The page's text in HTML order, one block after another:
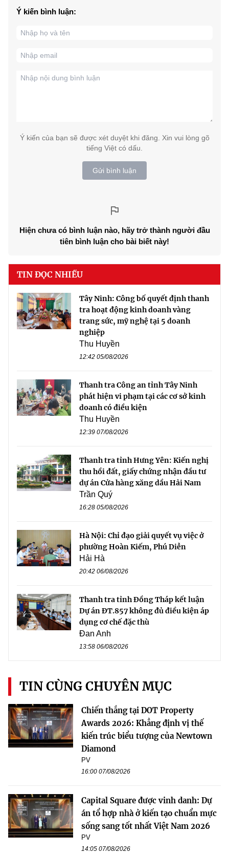
Ý kiến bình luận:
Ý kiến của bạn sẽ được xét duyệt khi đăng. Xin vui lòng gõ
tiếng Việt có dấu.
Gửi bình luận
Hiện chưa có bình luận nào, hãy trở thành người đầu
tiên bình luận cho bài biết này!
TIN ĐỌC NHIỀU
Tây Ninh: Công bố quyết định thanh
tra hoạt động kinh doanh vàng
trang sức, mỹ nghệ tại 5 doanh
nghiệp
Thu Huyền
12:42 05/08/2026
Thanh tra Công an tỉnh Tây Ninh
phát hiện vi phạm tại các cơ sở kinh
doanh có điều kiện
Thu Huyền
12:39 07/08/2026
Thanh tra tỉnh Hưng Yên: Kiến nghị
thu hồi đất, giấy chứng nhận đầu tư
dự án Cửa hàng xăng dầu Hải Nam
Trần Quý
16:28 05/08/2026
Hà Nội: Chỉ đạo giải quyết vụ việc ở
phường Hoàn Kiếm, Phú Diễn
Hải Hà
20:42 06/08/2026
Thanh tra tỉnh Đồng Tháp kết luận
Dự án ĐT.857 không đủ điều kiện áp
dụng cơ chế đặc thù
Đan Anh
13:58 06/08/2026
TIN CÙNG CHUYÊN MỤC
Chiến thắng tại DOT Property
Awards 2026: Khẳng định vị thế
kiến trúc biểu tượng của Newtown
Diamond
PV
16:00 07/08/2026
Capital Square được vinh danh: Dự
án tổ hợp nhà ở kiến tạo chuẩn mực
sống sang tốt nhất Việt Nam 2026
PV
14:05 07/08/2026